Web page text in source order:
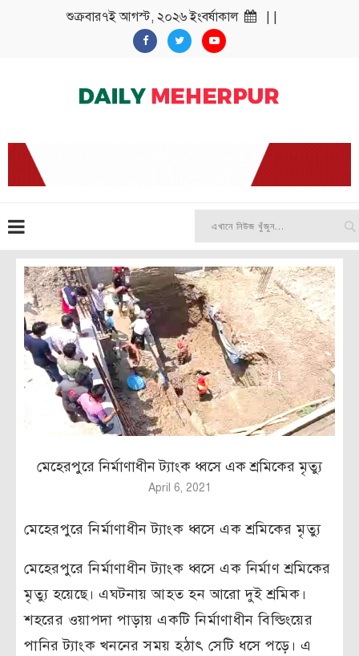
শুক্রবার৭ই আগস্ট, ২০২৬ ইংবর্ষাকাল
মেহেরপুরে নির্মাণাধীন ট্যাংক ধ্বসে এক শ্রমিকের মৃত্যু
April 6, 2021
মেহেরপুরে নির্মাণাধীন ট্যাংক ধ্বসে এক শ্রমিকের মৃত্যু
মেহেরপুরে নির্মাণাধীন ট্যাংক ধ্বসে এক নির্মাণ শ্রমিকের
মৃত্যু হয়েছে। এঘটনায় আহত হন আরো দুই শ্রমিক।
শহরের ওয়াপদা পাড়ায় একটি নির্মাণাধীন বিল্ডিংয়ের
পানির ট্যাংক খননের সময় হঠাৎ সেটি ধসে পড়ে। এ